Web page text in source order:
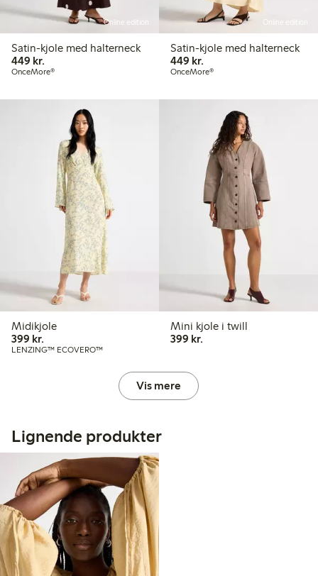
Online edition
Satin-kjole med halterneck
449 kr.
OnceMore®
Online edition
Satin-kjole med halterneck
449 kr.449,00 kr.
OnceMore®
Midikjole
399 kr.
LENZING™ ECOVERO™
Mini kjole i twill
399 kr.
Vis mere
Lignende produkter